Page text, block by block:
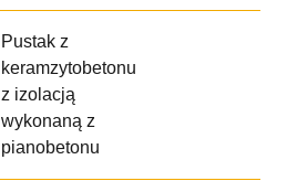
Pustak z
keramzytobetonu
z izolacją
wykonaną z
pianobetonu